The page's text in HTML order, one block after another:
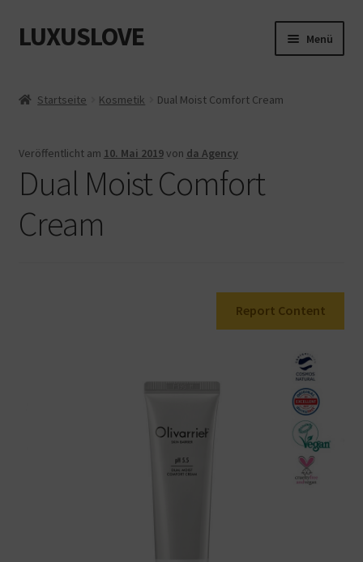
Zur
Navigation
Zum
Inhalt
LUXUSLOVE Menü
Startseite Kosmetik Dual Moist Comfort Cream
Veröffentlicht am 10. Mai 2019von da Agency
Dual Moist Comfort
Cream
Report Content